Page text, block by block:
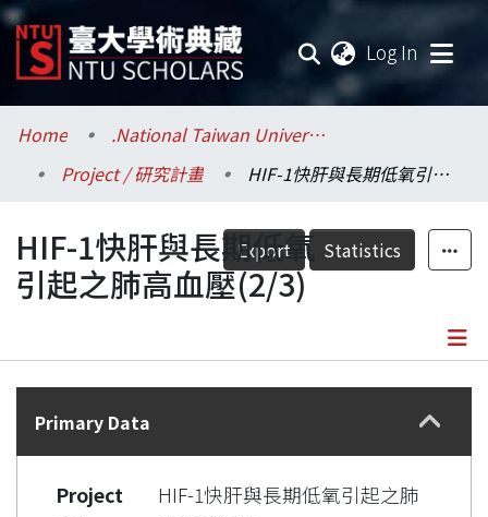
Log In
Communities & Collections
Research Outputs
Fundings & Projects
Researchers
Statistics
Home
.National Taiwan University / 國立臺灣大學
Project / 研究計畫
HIF-1快肝與長期低氧引起之肺高血壓(2/3)
Export Statistics
HIF-1快肝與長期低氧
引起之肺高血壓(2/3)
Details
Primary Data
Project
HIF-1快肝與長期低氧引起之肺